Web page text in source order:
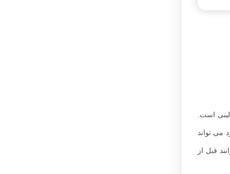
شیر یا محصولات لبنی است.
می تواند
قبل از